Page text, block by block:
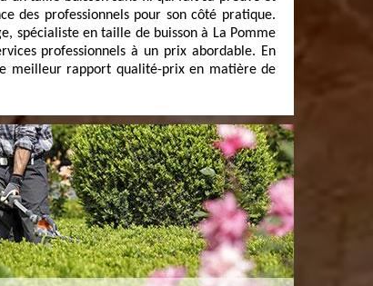
des professionnels pour son côté pratique.
spécialiste en taille de buisson à La Pomme
professionnels à un prix abordable. En
meilleur rapport qualité-prix en matière de